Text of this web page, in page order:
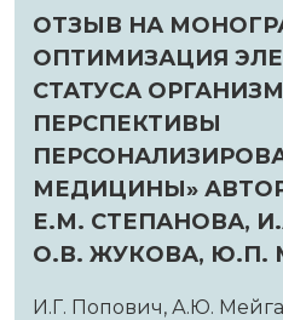
ОТЗЫВ НА
ОПТИМИЗАЦИЯ
СТАТУСА
ПЕРСПЕКТИВЫ
МЕДИЦИНЫ»
Е.М. СТЕПАНОВА,
О.В. ЖУКОВА, Ю.П.
И.Г. Попович, А.Ю.